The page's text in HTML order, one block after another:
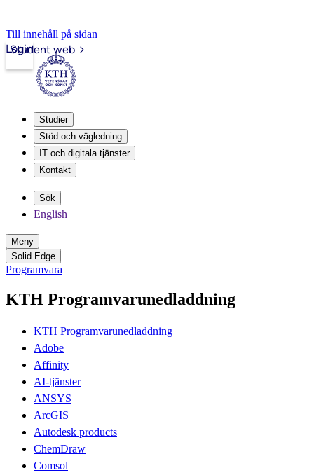
Till innehåll på sidan
Student web
Login
Studier
Stöd och vägledning
IT och digitala tjänster
Kontakt
Sök
English
Meny
Solid Edge
Programvara
KTH Programvarunedladdning
KTH Programvarunedladdning
Adobe
Affinity
AI-tjänster
ANSYS
ArcGIS
Autodesk products
ChemDraw
Comsol